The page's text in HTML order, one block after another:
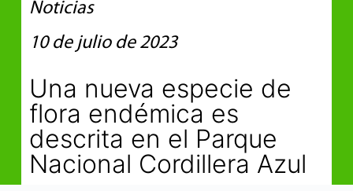
Noticias
10 de julio de 2023
Una nueva especie de
flora endémica es
descrita en el Parque
Nacional Cordillera Azul